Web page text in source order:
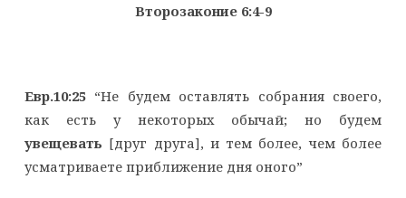
Второзаконие 6:4-9
Евр.10:25“Не будем оставлять собрания своего,
как есть у некоторых обычай; но будем
увещевать [друг друга], и тем более, чем более
усматриваете приближение дня оного”